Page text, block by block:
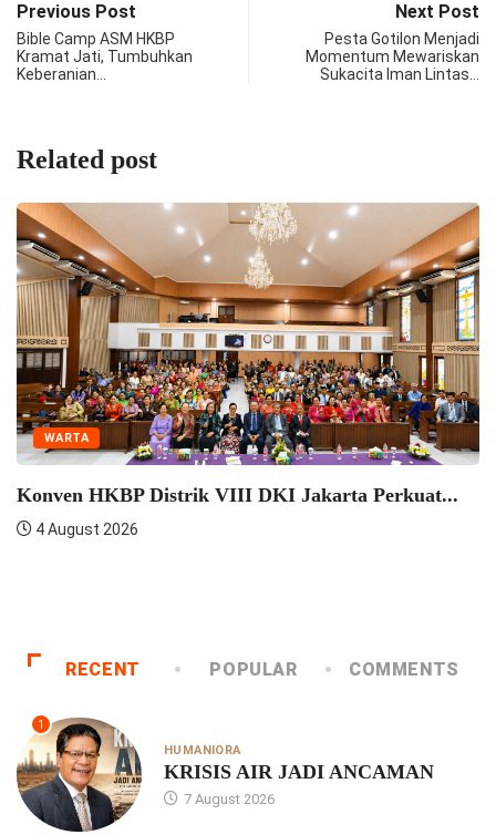
Previous Post
Bible Camp ASM HKBP
Kramat Jati, Tumbuhkan
Keberanian…
Next Post
Pesta Gotilon Menjadi
Momentum Mewariskan
Sukacita Iman Lintas…
Related post
WARTA
Seminar Pelatihan Zending HKBP
RECENT POPULAR COMMENTS
1
HUMANIORA
KRISIS AIR JADI ANCAMAN
7 August 2026